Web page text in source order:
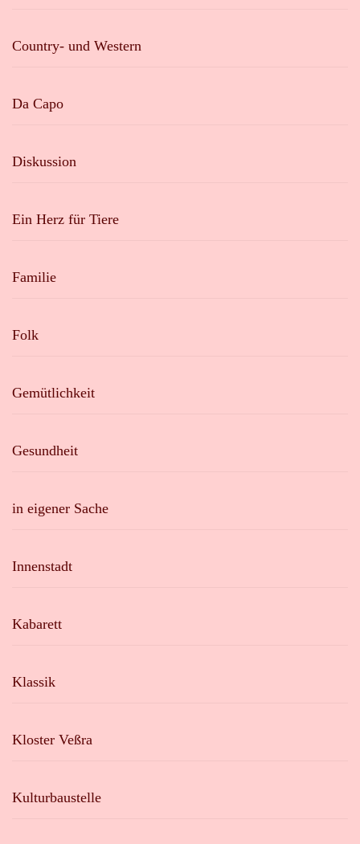
Country- und Western
Da Capo
Diskussion
Ein Herz für Tiere
Familie
Folk
Gemütlichkeit
Gesundheit
in eigener Sache
Innenstadt
Kabarett
Klassik
Kloster Veßra
Kulturbaustelle